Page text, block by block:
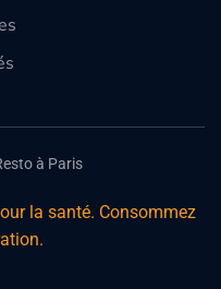
à Paris
la santé. Consommez